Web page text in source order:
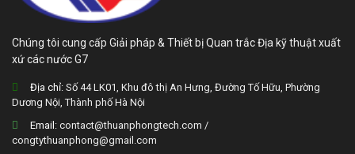
Chúng tôi cung cấp Giải pháp & Thiết bị Quan trắc Địa kỹ thuật xuất
xứ các nước G7
Địa chỉ: Số 44 LK01, Khu đô thị An Hưng, Đường Tố Hữu, Phường
Dương Nội, Thành phố Hà Nội
Email: contact@thuanphongtech.com /
congtythuanphong@gmail.com